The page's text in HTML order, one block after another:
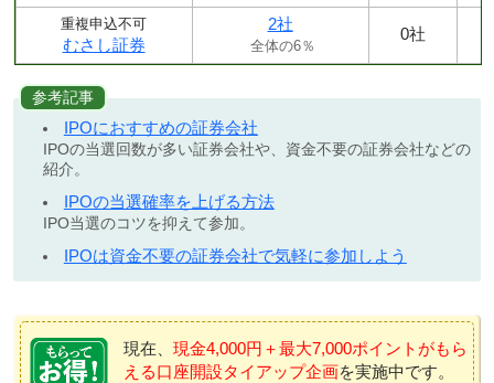
重複申込不可
むさし証券
2社
全体の6％
0社
参考記事
IPOにおすすめの証券会社
IPOの当選回数が多い証券会社や、資金不要の証券会社などの
紹介。
IPOの当選確率を上げる方法
IPO当選のコツを抑えて参加。
IPOは資金不要の証券会社で気軽に参加しよう
現在、 現金4,000円＋最大7,000ポイントがもら
える口座開設タイアップ企画を実施中です。